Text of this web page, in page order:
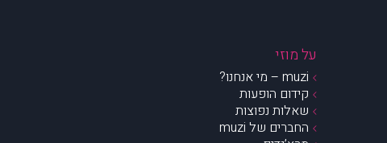
על מוזי
muzi – מי אנחנו?
קידום הופעות
שאלות נפוצות
החברים של muzi